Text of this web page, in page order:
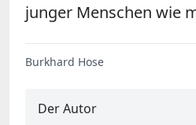
junger Menschen wie
Burkhard Hose
Der Autor